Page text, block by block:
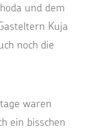
und dem
Kuja
noch die
waren
ein bisschen